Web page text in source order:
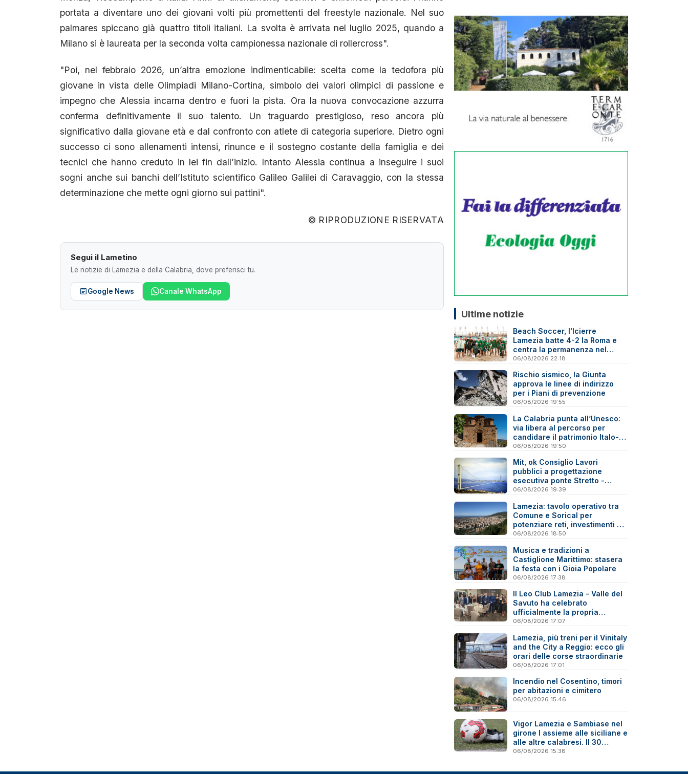
portata a diventare uno dei giovani volti più promettenti del freestyle nazionale. Nel suo
palmares spiccano già quattro titoli italiani. La svolta è arrivata nel luglio 2025, quando a
Milano si è laureata per la seconda volta campionessa nazionale di rollercross".
"Poi, nel febbraio 2026, un’altra emozione indimenticabile: scelta come la tedofora più
giovane in vista delle Olimpiadi Milano-Cortina, simbolo dei valori olimpici di passione e
impegno che Alessia incarna dentro e fuori la pista. Ora la nuova convocazione azzurra
conferma definitivamente il suo talento. Un traguardo prestigioso, reso ancora più
significativo dalla giovane età e dal confronto con atlete di categoria superiore. Dietro ogni
successo ci sono allenamenti intensi, rinunce e il sostegno costante della famiglia e dei
tecnici che hanno creduto in lei fin dall’inizio. Intanto Alessia continua a inseguire i suoi
sogni anche sui banchi dell’Istituto scientifico Galileo Galilei di Caravaggio, con la stessa
determinazione che mette ogni giorno sui pattini".
© RIPRODUZIONE RISERVATA
Segui il Lametino
Le notizie di Lamezia e della Calabria, dove preferisci tu.
Google News Canale WhatsApp
Ultime notizie
Beach Soccer, l'Icierre
Lamezia batte 4-2 la Roma e
centra la permanenza nel
massimo torneo nazionale
06/08/2026 22:18
Rischio sismico, la Giunta
approva le linee di indirizzo
per i Piani di prevenzione
06/08/2026 19:55
La Calabria punta all’Unesco:
via libera al percorso per
candidare il patrimonio Italo-
Greco medievale
06/08/2026 19:50
Mit, ok Consiglio Lavori
pubblici a progettazione
esecutiva ponte Stretto -
Reazioni
06/08/2026 19:39
Lamezia: tavolo operativo tra
Comune e Sorical per
potenziare reti, investimenti e
manutenzione
06/08/2026 18:50
Musica e tradizioni a
Castiglione Marittimo: stasera
la festa con i Gioia Popolare
06/08/2026 17:38
Il Leo Club Lamezia - Valle del
Savuto ha celebrato
ufficialmente la propria
riattivazione
06/08/2026 17:07
Lamezia, più treni per il Vinitaly
and the City a Reggio: ecco gli
orari delle corse straordinarie
06/08/2026 17:01
Incendio nel Cosentino, timori
per abitazioni e cimitero
06/08/2026 15:46
Vigor Lamezia e Sambiase nel
girone I assieme alle siciliane e
alle altre calabresi. Il 30
agosto stracittadina di Coppa
06/08/2026 15:38